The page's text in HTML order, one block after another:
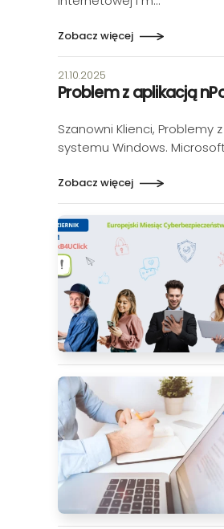
Zobacz więcej
Data publikacji:
21.10.2025
Problem z aplikacją
Szanowni Klienci,
systemu Windows.
Zobacz więcej